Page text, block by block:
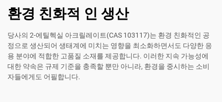
환경 친화적 인 생산
당사의 2-에틸헥실 아크릴레이트(CAS 103117)는 환경 친화적인 공
정으로 생산되어 생태계에 미치는 영향을 최소화하면서도 다양한 응
용 분야에 적합한 고품질 소재를 제공합니다. 이러한 지속 가능성에
대한 약속은 규제 기준을 충족할 뿐만 아니라, 환경을 중시하는 소비
자들에게도 어필합니다.